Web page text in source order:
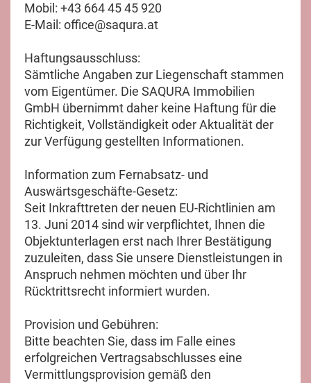
Mobil: +43 664 45 45 920
E-Mail: office@saqura.at
Haftungsausschluss:
Sämtliche Angaben zur Liegenschaft stammen
vom Eigentümer. Die SAQURA Immobilien
GmbH übernimmt daher keine Haftung für die
Richtigkeit, Vollständigkeit oder Aktualität der
zur Verfügung gestellten Informationen.
Information zum Fernabsatz- und
Auswärtsgeschäfte-Gesetz:
Seit Inkrafttreten der neuen EU-Richtlinien am
13. Juni 2014 sind wir verpflichtet, Ihnen die
Objektunterlagen erst nach Ihrer Bestätigung
zuzuleiten, dass Sie unsere Dienstleistungen in
Anspruch nehmen möchten und über Ihr
Rücktrittsrecht informiert wurden.
Provision und Gebühren:
Bitte beachten Sie, dass im Falle eines
erfolgreichen Vertragsabschlusses eine
Vermittlungsprovision gemäß den